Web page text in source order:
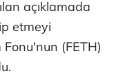
açıklamada
etmeyi
(FETH)